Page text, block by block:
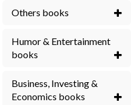
Others books
Humor & Entertainment
books
Business, Investing &
Economics books